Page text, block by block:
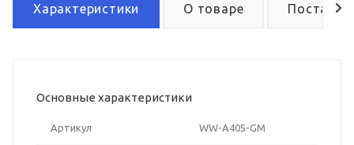
Характеристики О товаре Поставка
Основные характеристики
Артикул WW-A405-GM